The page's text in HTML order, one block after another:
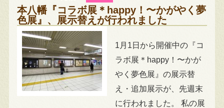
本八幡『コラボ展＊happy！〜かがやく夢
色展』、展示替えが行われました
1月1日から開催中の『コ
ラボ展＊happy！〜かが
やく夢色展』の展示替
え・追加展示が、先週末
に行われました。 私の展